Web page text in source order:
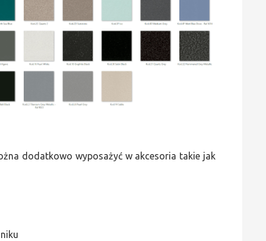
dodatkowo wyposażyć w akcesoria takie jak